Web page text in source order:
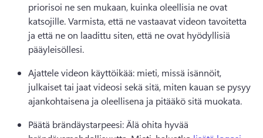
priorisoi ne sen mukaan, kuinka oleellisia ne ovat
katsojille. Varmista, että ne vastaavat videon tavoitetta
ja että ne on laadittu siten, että ne ovat hyödyllisiä
pääyleisöllesi.
Ajattele videon käyttöikää: mieti, missä isännöit,
julkaiset tai jaat videosi sekä sitä, miten kauan se pysyy
ajankohtaisena ja oleellisena ja pitääkö sitä muokata.
Päätä brändäystarpeesi: Älä ohita hyvää